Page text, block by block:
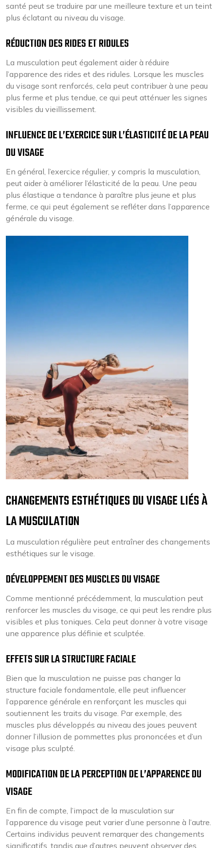
santé peut se traduire par une meilleure texture et un teint
plus éclatant au niveau du visage.
RÉDUCTION DES RIDES ET RIDULES
La musculation peut également aider à réduire
l’apparence des rides et des ridules. Lorsque les muscles
du visage sont renforcés, cela peut contribuer à une peau
plus ferme et plus tendue, ce qui peut atténuer les signes
visibles du vieillissement.
INFLUENCE DE L’EXERCICE SUR L’ÉLASTICITÉ DE LA PEAU
DU VISAGE
En général, l’exercice régulier, y compris la musculation,
peut aider à améliorer l’élasticité de la peau. Une peau
plus élastique a tendance à paraître plus jeune et plus
ferme, ce qui peut également se refléter dans l’apparence
générale du visage.
CHANGEMENTS ESTHÉTIQUES DU VISAGE LIÉS À
LA MUSCULATION
La musculation régulière peut entraîner des changements
esthétiques sur le visage.
DÉVELOPPEMENT DES MUSCLES DU VISAGE
Comme mentionné précédemment, la musculation peut
renforcer les muscles du visage, ce qui peut les rendre plus
visibles et plus toniques. Cela peut donner à votre visage
une apparence plus définie et sculptée.
EFFETS SUR LA STRUCTURE FACIALE
Bien que la musculation ne puisse pas changer la
structure faciale fondamentale, elle peut influencer
l’apparence générale en renforçant les muscles qui
soutiennent les traits du visage. Par exemple, des
muscles plus développés au niveau des joues peuvent
donner l’illusion de pommettes plus prononcées et d’un
visage plus sculpté.
MODIFICATION DE LA PERCEPTION DE L’APPARENCE DU
VISAGE
En fin de compte, l’impact de la musculation sur
l’apparence du visage peut varier d’une personne à l’autre.
Certains individus peuvent remarquer des changements
significatifs, tandis que d’autres peuvent observer des